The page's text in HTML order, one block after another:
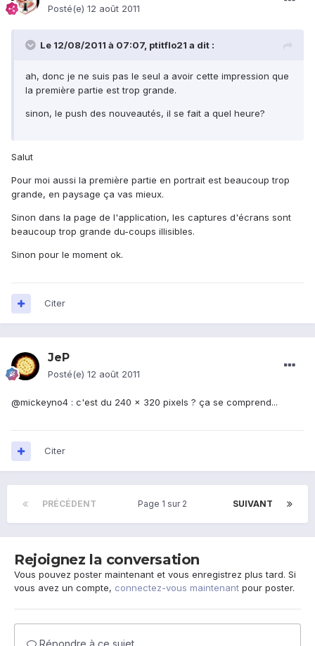
Posté(e) 12 août 2011
Le 12/08/2011 à 07:07, ptitflo21 a dit :
ah, donc je ne suis pas le seul a avoir cette impression que
la première partie est trop grande.
sinon, le push des nouveautés, il se fait a quel heure?
Salut
Pour moi aussi la première partie en portrait est beaucoup trop
grande, en paysage ça vas mieux.
Sinon dans la page de l'application, les captures d'écrans sont
beaucoup trop grande du-coups illisibles.
Sinon pour le moment ok.
Citer
JeP
Posté(e) 12 août 2011
@mickeyno4 : c'est du 240 x 320 pixels ? ça se comprend...
Citer
PRÉCÉDENT SUIVANT
Page 1 sur 2
Rejoignez la conversation
Vous pouvez poster maintenant et vous enregistrez plus tard. Si
vous avez un compte, connectez-vous maintenant pour poster.